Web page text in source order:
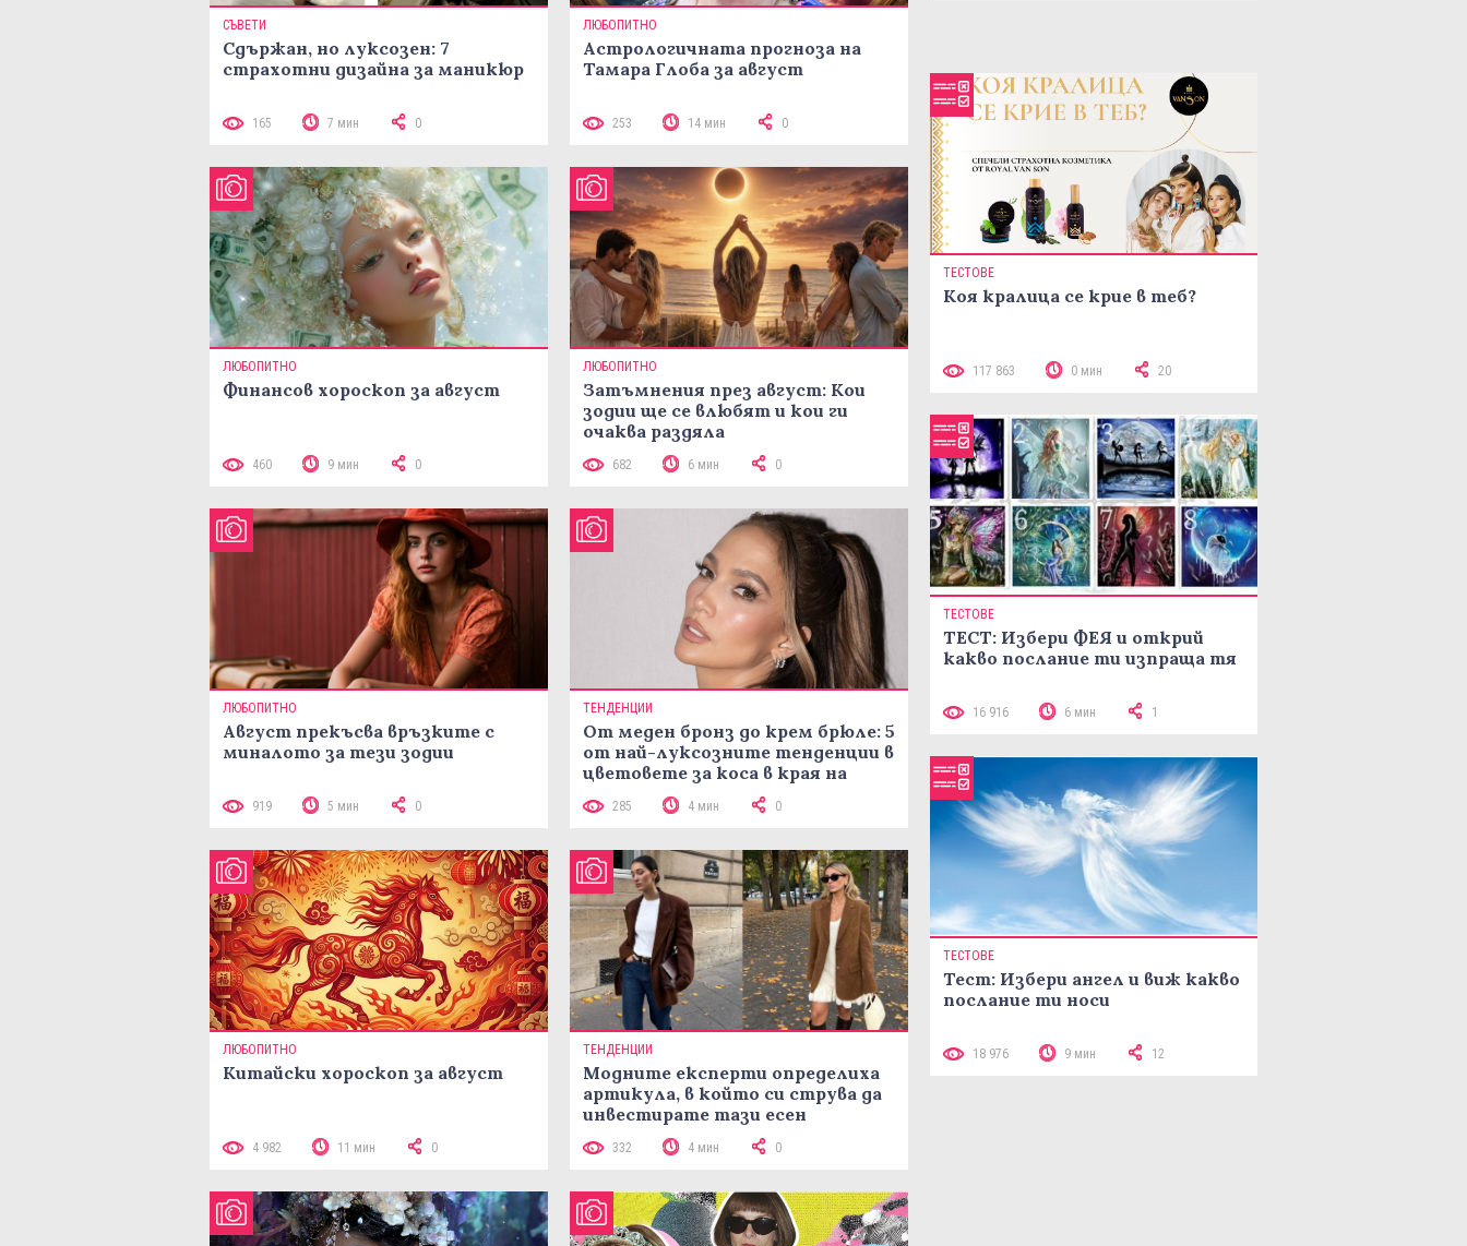
СЪВЕТИ
Сдържан, но луксозен: 7
страхотни дизайна за маникюр
165 7 мин 0
ЛЮБОПИТНО
Астрологичната прогноза на
Тамара Глоба за август
253 14 мин 0
ЛЮБОПИТНО
Финансов хороскоп за август
460 9 мин 0
ЛЮБОПИТНО
Затъмнения през август: Кои
зодии ще се влюбят и кои ги
очаква раздяла
682 6 мин 0
ЛЮБОПИТНО
Август прекъсва връзките с
миналото за тези зодии
919 5 мин 0
ТЕНДЕНЦИИ
От меден бронз до крем брюле: 5
от най-луксозните тенденции в
цветовете за коса в края на
285 4 мин 0
ЛЮБОПИТНО
Китайски хороскоп за август
4 982 11 мин 0
ТЕНДЕНЦИИ
Модните експерти определиха
артикула, в който си струва да
инвестирате тази есен
332 4 мин 0
ТЕСТОВЕ
Коя кралица се крие в теб?
117 863 0 мин 20
ТЕСТОВЕ
ТЕСТ: Избери ФЕЯ и открий
какво послание ти изпраща тя
16 916 6 мин 1
ТЕСТОВЕ
Тест: Избери ангел и виж какво
послание ти носи
18 976 9 мин 12